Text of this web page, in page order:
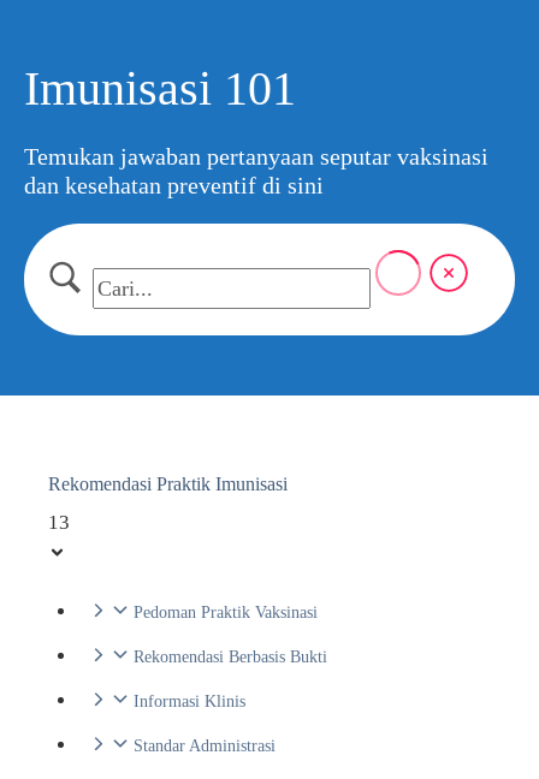
Imunisasi 101
Temukan jawaban pertanyaan seputar vaksinasi
dan kesehatan preventif di sini
Rekomendasi Praktik Imunisasi
13
Pedoman Praktik Vaksinasi
Rekomendasi Berbasis Bukti
Informasi Klinis
Standar Administrasi